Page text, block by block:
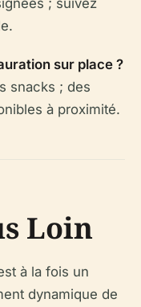
sur place ?
snacks ; des
à proximité.
Loin
à la fois un
dynamique de